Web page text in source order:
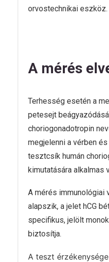
orvostechnikai eszköz.
A mérés
Terhesség esetén a
petesejt
choriogonadotropin
megjelenni a vérben
tesztcsík humán
kimutatására alkalmas
A mérés immunológiai
alapszik, a jelet hCG
specifikus, jelölt
biztosítja.
A teszt